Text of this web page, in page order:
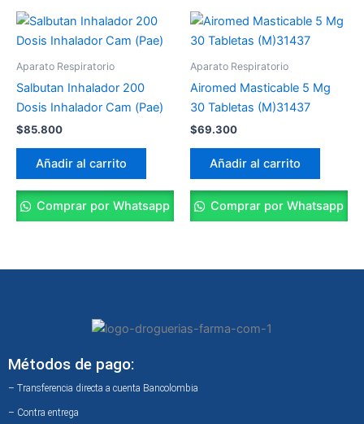
Aparato Respiratorio
Salbutan Inhalador 200
Dosis Inhalador Cam (Pae)
$85.800
Añadir al carrito
Comprar por Whatsapp
Aparato Respiratorio
Airomed Masticable 5 Mg
30 Tabletas (M)31437
$69.300
Añadir al carrito
Comprar por Whatsapp
Métodos de pago:
– Transferencia directa a cuenta Bancolombia
– Contra entrega